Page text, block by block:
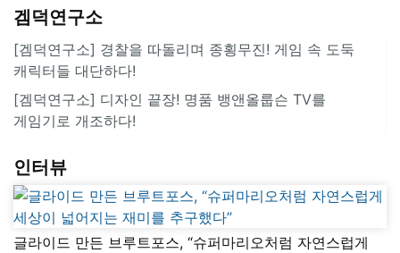
겜덕연구소
[겜덕연구소] 경찰을 따돌리며 종횡무진! 게임 속 도둑
캐릭터들 대단하다!
[겜덕연구소] 디자인 끝장! 명품 뱅앤올룹슨 TV를
게임기로 개조하다!
인터뷰
글라이드 만든 브루트포스, “슈퍼마리오처럼 자연스럽게